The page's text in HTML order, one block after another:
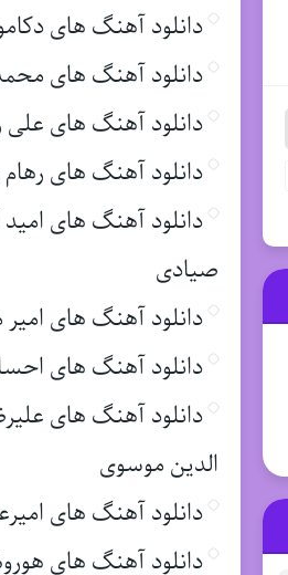
دانلود آهنگ های
دانلود آهنگ های
دانلود آهنگ های علی
دانلود آهنگ های رهام
دانلود آهنگ های
صیادی
دانلود آهنگ های امیر
دانلود آهنگ های
دانلود آهنگ های
الدین موسوی
دانلود آهنگ های
دانلود آهنگ های